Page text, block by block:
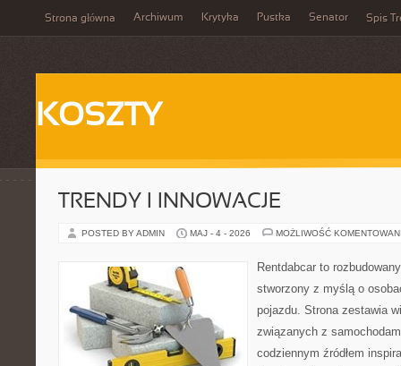
Strona główna Archiwum Krytyka Pustka Senator Spis
KOSZTY
TRENDY I INNOWACJE
POSTED BY ADMIN MAJ - 4 - 2026 MOŻLIWOŚĆ
Rentdabcar to
stworzony z myślą o
pojazdu. Strona zestawia
związanych z
codziennym źródłem